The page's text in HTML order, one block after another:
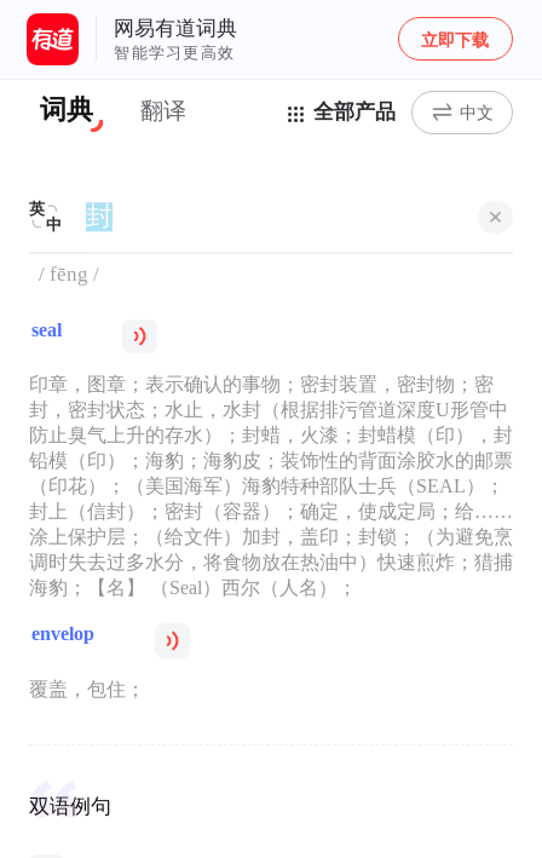
网易有道词典
智能学习更高效
立即下载
词典 翻译 全部产品 中文
英
中
/ fēng /
seal
印章，图章；表示确认的事物；密封装置，密封物；密
封，密封状态；水止，水封（根据排污管道深度U形管中
防止臭气上升的存水）；封蜡，火漆；封蜡模（印），封
铅模（印）；海豹；海豹皮；装饰性的背面涂胶水的邮票
（印花）；（美国海军）海豹特种部队士兵（SEAL）；
封上（信封）；密封（容器）；确定，使成定局；给……
涂上保护层；（给文件）加封，盖印；封锁；（为避免烹
调时失去过多水分，将食物放在热油中）快速煎炸；猎捕
海豹；【名】 （Seal）西尔（人名）；
envelop
覆盖，包住；
双语例句